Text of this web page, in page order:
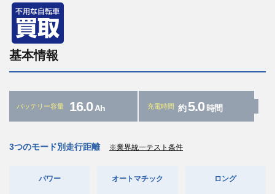
基本情報
バッテリー容量 16.0 Ah 充電時間 約 5.0 時間
3つのモード別走行距離 ※業界統一テスト条件
パワー オートマチック ロング